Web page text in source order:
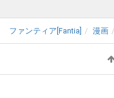
ファンティア[Fantia] 漫画